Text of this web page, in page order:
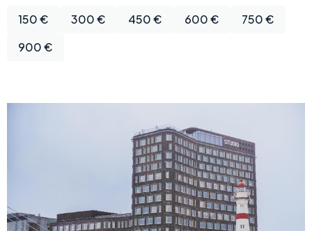
150 €
300 € 450 € 600 €
750 €
900 €